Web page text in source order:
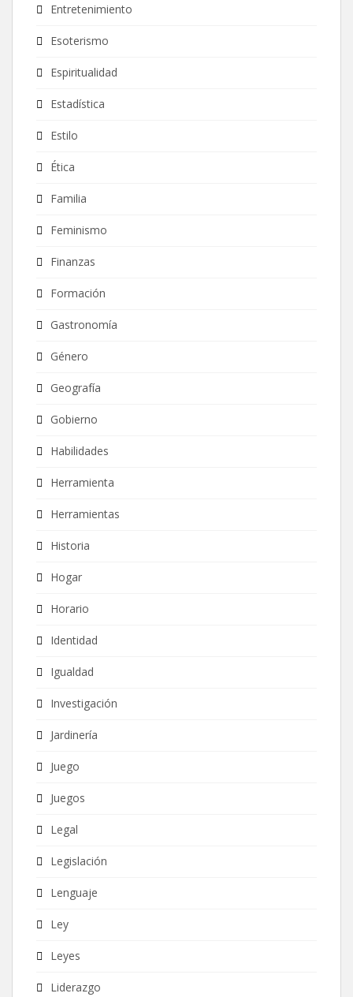
Entretenimiento
Esoterismo
Espiritualidad
Estadística
Estilo
Ética
Familia
Feminismo
Finanzas
Formación
Gastronomía
Género
Geografía
Gobierno
Habilidades
Herramienta
Herramientas
Historia
Hogar
Horario
Identidad
Igualdad
Investigación
Jardinería
Juego
Juegos
Legal
Legislación
Lenguaje
Ley
Leyes
Liderazgo